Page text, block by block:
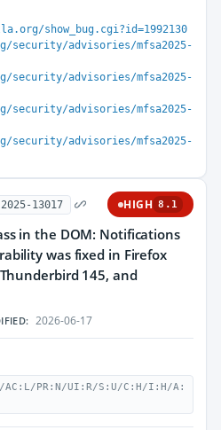
show_bug.cgi?id=1992130
security/advisories/mfsa2025-
security/advisories/mfsa2025-
security/advisories/mfsa2025-
security/advisories/mfsa2025-
2025-13017 HIGH 8.1
in the DOM: Notifications
was fixed in Firefox
145, and
2026-06-17
AC:L/PR:N/UI:R/S:U/C:H/I:H/A: